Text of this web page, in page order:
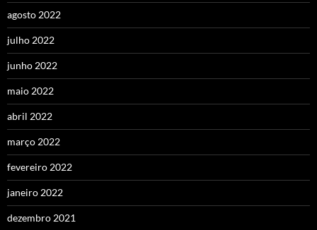
agosto 2022
julho 2022
junho 2022
maio 2022
abril 2022
março 2022
fevereiro 2022
janeiro 2022
dezembro 2021